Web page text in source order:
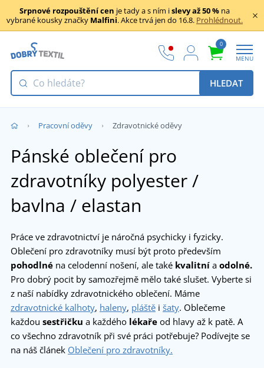
Srpnové rozpouštění cen je tady a s ním islevy až 50 % na
vybrané kousky značky Malfini. Akce trvá jen do 16.8. Prohlédnout.
0
MENU
HLEDAT
Pracovní oděvy Zdravotnické oděvy
Pánské oblečení pro
zdravotníky polyester /
bavlna / elastan
Práce ve zdravotnictví je náročná psychicky i fyzicky.
Oblečení pro zdravotníky musí být proto především
pohodlné na celodenní nošení, ale také kvalitní a odolné.
Pro dobrý pocit by samozřejmě mělo také slušet. Vyberte si
z naší nabídky zdravotnického oblečení. Máme
zdravotnické kalhoty, haleny, pláště i šaty. Oblečeme
každou sestřičku a každého lékaře od hlavy až k patě. A
co všechno zdravotník při své práci potřebuje? Podívejte se
na náš článek Oblečení pro zdravotníky.